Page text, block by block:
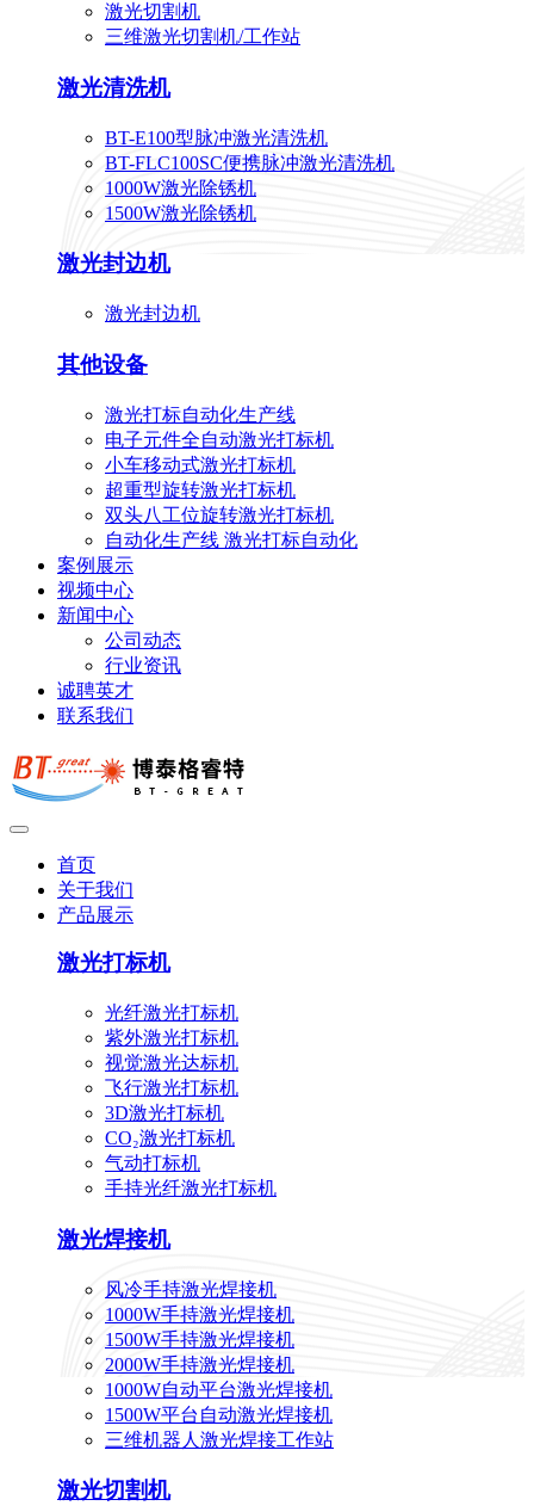
激光切割机
三维激光切割机/工作站
激光清洗机
BT-E100型脉冲激光清洗机
BT-FLC100SC便携脉冲激光清洗机
1000W激光除锈机
1500W激光除锈机
激光封边机
激光封边机
其他设备
激光打标自动化生产线
电子元件全自动激光打标机
小车移动式激光打标机
超重型旋转激光打标机
双头八工位旋转激光打标机
自动化生产线 激光打标自动化
案例展示
视频中心
新闻中心
公司动态
行业资讯
诚聘英才
联系我们
首页
关于我们
产品展示
激光打标机
光纤激光打标机
紫外激光打标机
视觉激光达标机
飞行激光打标机
3D激光打标机
CO₂激光打标机
气动打标机
手持光纤激光打标机
激光焊接机
风冷手持激光焊接机
1000W手持激光焊接机
1500W手持激光焊接机
2000W手持激光焊接机
1000W自动平台激光焊接机
1500W平台自动激光焊接机
三维机器人激光焊接工作站
激光切割机